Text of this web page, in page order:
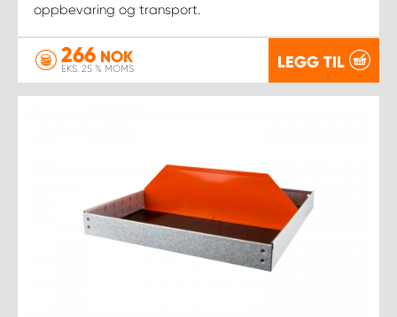
oppbevaring og transport.
266 NOK
EKS. 25 % MOMS LEGG TIL